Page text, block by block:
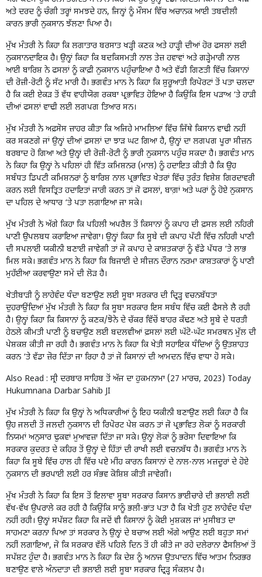
ਅਤੇ ਦਰਦ ਨੂੰ ਚੰਗੀ ਤਰ੍ਹਾਂ ਸਮਝਦੇ ਹਨ, ਜਿਨ੍ਹਾਂ ਨੂੰ ਮੌਸਮ ਵਿੱਚ ਅਚਾਨਕ ਆਈ ਤਬਦੀਲੀ
ਕਾਰਨ ਭਾਰੀ ਨੁਕਸਾਨ ਝੱਲਣਾ ਪਿਆ ਹੈ।
ਮੁੱਖ ਮੰਤਰੀ ਨੇ ਕਿਹਾ ਕਿ ਲਗਾਤਾਰ ਬਰਸਾਤ ਖੜ੍ਹੀ ਕਣਕ ਅਤੇ ਹਾੜ੍ਹੀ ਦੀਆਂ ਹੋਰ ਫਸਲਾਂ ਲਈ
ਨੁਕਸਾਨਦਾਇਕ ਹੈ। ਉਨ੍ਹਾਂ ਕਿਹਾ ਕਿ ਬਦਕਿਸਮਤੀ ਨਾਲ ਤੇਜ਼ ਹਵਾਵਾਂ ਅਤੇ ਗੜ੍ਹੇਮਾਰੀ ਨਾਲ
ਆਈ ਬਾਰਿਸ਼ ਨੇ ਫਸਲਾਂ ਨੂੰ ਕਾਫ਼ੀ ਨੁਕਸਾਨ ਪਹੁੰਚਾਇਆ ਹੈ ਅਤੇ ਵੱਡੀ ਗਿਣਤੀ ਵਿੱਚ ਕਿਸਾਨਾਂ
ਦੀ ਰੋਜ਼ੀ-ਰੋਟੀ ਨੂੰ ਸੱਟ ਮਾਰੀ ਹੈ। ਭਗਵੰਤ ਮਾਨ ਨੇ ਕਿਹਾ ਕਿ ਸ਼ੁਰੂਆਤੀ ਰਿਪੋਰਟਾਂ ਤੋਂ ਪਤਾ ਚਲਦਾ
ਹੈ ਕਿ ਕਈ ਏਕੜ ਤੋਂ ਵੱਧ ਵਾਹੀਯੋਗ ਰਕਬਾ ਪ੍ਰਭਾਵਿਤ ਹੋਇਆ ਹੈ ਕਿਉਂਕਿ ਇਸ ਪੜਾਅ ‘ਤੇ ਹਾੜੀ
ਦੀਆਂ ਫਸਲਾਂ ਵਾਢੀ ਲਈ ਲਗਪਗ ਤਿਆਰ ਸਨ।
ਮੁੱਖ ਮੰਤਰੀ ਨੇ ਅਫ਼ਸੋਸ ਜ਼ਾਹਰ ਕੀਤਾ ਕਿ ਅਜਿਹੇ ਮਾਮਲਿਆਂ ਵਿੱਚ ਜਿੱਥੇ ਕਿਸਾਨ ਵਾਢੀ ਨਹੀਂ
ਕਰ ਸਕਣਗੇ ਜਾਂ ਉਨ੍ਹਾਂ ਦੀਆਂ ਫ਼ਸਲਾਂ ਦਾ ਝਾੜ ਘਟ ਗਿਆ ਹੈ, ਉਨ੍ਹਾਂ ਦਾ ਲਗਪਗ ਪੂਰਾ ਸੀਜ਼ਨ
ਬਰਬਾਦ ਹੋ ਗਿਆ ਅਤੇ ਉਨ੍ਹਾਂ ਦੀ ਰੋਜ਼ੀ-ਰੋਟੀ ਨੂੰ ਭਾਰੀ ਨੁਕਸਾਨ ਪਹੁੰਚ ਸਕਦਾ ਹੈ। ਭਗਵੰਤ ਮਾਨ
ਨੇ ਕਿਹਾ ਕਿ ਉਨ੍ਹਾਂ ਨੇ ਪਹਿਲਾਂ ਹੀ ਵਿੱਤ ਕਮਿਸ਼ਨਰ (ਮਾਲ) ਨੂੰ ਹਦਾਇਤ ਕੀਤੀ ਹੈ ਕਿ ਉਹ
ਸਬੰਧਤ ਡਿਪਟੀ ਕਮਿਸ਼ਨਰਾਂ ਨੂੰ ਬਾਰਿਸ਼ ਨਾਲ ਪ੍ਰਭਾਵਿਤ ਖੇਤਰਾਂ ਵਿੱਚ ਤੁਰੰਤ ਵਿਸ਼ੇਸ਼ ਗਿਰਦਾਵਰੀ
ਕਰਨ ਲਈ ਵਿਸਤ੍ਰਿਤ ਹਦਾਇਤਾਂ ਜਾਰੀ ਕਰਨ ਤਾਂ ਜੋ ਫਸਲਾਂ, ਬਾਗ਼ਾਂ ਅਤੇ ਘਰਾਂ ਨੂੰ ਹੋਏ ਨੁਕਸਾਨ
ਦਾ ਪਹਿਲ ਦੇ ਆਧਾਰ ‘ਤੇ ਪਤਾ ਲਗਾਇਆ ਜਾ ਸਕੇ।
ਮੁੱਖ ਮੰਤਰੀ ਨੇ ਅੱਗੇ ਕਿਹਾ ਕਿ ਪਹਿਲੀ ਅਪਰੈਲ ਤੋਂ ਕਿਸਾਨਾਂ ਨੂੰ ਕਪਾਹ ਦੀ ਫ਼ਸਲ ਲਈ ਨਹਿਰੀ
ਪਾਣੀ ਉਪਲਬਧ ਕਰਾਇਆ ਜਾਵੇਗਾ। ਉਨ੍ਹਾਂ ਕਿਹਾ ਕਿ ਸੂਬੇ ਦੀ ਕਪਾਹ ਪੱਟੀ ਵਿੱਚ ਨਹਿਰੀ ਪਾਣੀ
ਦੀ ਸਪਲਾਈ ਯਕੀਨੀ ਬਣਾਈ ਜਾਵੇਗੀ ਤਾਂ ਜੋ ਕਪਾਹ ਦੇ ਕਾਸ਼ਤਕਾਰਾਂ ਨੂੰ ਵੱਡੇ ਪੱਧਰ ‘ਤੇ ਲਾਭ
ਮਿਲ ਸਕੇ। ਭਗਵੰਤ ਮਾਨ ਨੇ ਕਿਹਾ ਕਿ ਬਿਜਾਈ ਦੇ ਸੀਜ਼ਨ ਦੌਰਾਨ ਨਰਮਾ ਕਾਸ਼ਤਕਾਰਾਂ ਨੂੰ ਪਾਣੀ
ਮੁਹੱਈਆ ਕਰਵਾਉਣਾ ਸਮੇਂ ਦੀ ਲੋੜ ਹੈ।
ਖੇਤੀਬਾੜੀ ਨੂੰ ਲਾਹੇਵੰਦ ਧੰਦਾ ਬਣਾਉਣ ਲਈ ਸੂਬਾ ਸਰਕਾਰ ਦੀ ਦ੍ਰਿੜ੍ਹ ਵਚਨਬੱਧਤਾ
ਦੁਹਰਾਉਂਦਿਆਂ ਮੁੱਖ ਮੰਤਰੀ ਨੇ ਕਿਹਾ ਕਿ ਸੂਬਾ ਸਰਕਾਰ ਇਸ ਸਬੰਧ ਵਿੱਚ ਕਈ ਫੈਸਲੇ ਲੈ ਰਹੀ
ਹੈ। ਉਨ੍ਹਾਂ ਕਿਹਾ ਕਿ ਕਿਸਾਨਾਂ ਨੂੰ ਕਣਕ/ਝੋਨੇ ਦੇ ਚੱਕਰ ਵਿੱਚੋਂ ਬਾਹਰ ਕੱਢਣ ਅਤੇ ਸੂਬੇ ਦੇ ਧਰਤੀ
ਹੇਠਲੇ ਕੀਮਤੀ ਪਾਣੀ ਨੂੰ ਬਚਾਉਣ ਲਈ ਬਦਲਵੀਆਂ ਫ਼ਸਲਾਂ ਲਈ ਘੱਟੋ-ਘੱਟ ਸਮਰਥਨ ਮੁੱਲ ਦੀ
ਪੇਸ਼ਕਸ਼ ਕੀਤੀ ਜਾ ਰਹੀ ਹੈ। ਭਗਵੰਤ ਮਾਨ ਨੇ ਕਿਹਾ ਕਿ ਖੇਤੀ ਸਹਾਇਕ ਧੰਦਿਆਂ ਨੂੰ ਉਤਸ਼ਾਹਤ
ਕਰਨ ‘ਤੇ ਵੱਡਾ ਜ਼ੋਰ ਦਿੱਤਾ ਜਾ ਰਿਹਾ ਹੈ ਤਾਂ ਜੋ ਕਿਸਾਨਾਂ ਦੀ ਆਮਦਨ ਵਿੱਚ ਵਾਧਾ ਹੋ ਸਕੇ।
Also Read : ਸ੍ਰੀ ਦਰਬਾਰ ਸਾਹਿਬ ਤੋਂ ਅੱਜ ਦਾ ਹੁਕਮਨਾਮਾ (27 ਮਾਰਚ, 2023) Today
Hukumnana Darbar Sahib JI
ਮੁੱਖ ਮੰਤਰੀ ਨੇ ਕਿਹਾ ਕਿ ਉਨ੍ਹਾਂ ਨੇ ਅਧਿਕਾਰੀਆਂ ਨੂੰ ਇਹ ਯਕੀਨੀ ਬਣਾਉਣ ਲਈ ਕਿਹਾ ਹੈ ਕਿ
ਉਹ ਜਲਦੀ ਤੋਂ ਜਲਦੀ ਨੁਕਸਾਨ ਦੀ ਰਿਪੋਰਟ ਪੇਸ਼ ਕਰਨ ਤਾਂ ਜੋ ਪ੍ਰਭਾਵਿਤ ਲੋਕਾਂ ਨੂੰ ਸਰਕਾਰੀ
ਨਿਯਮਾਂ ਅਨੁਸਾਰ ਢੁਕਵਾਂ ਮੁਆਵਜ਼ਾ ਦਿੱਤਾ ਜਾ ਸਕੇ। ਉਨ੍ਹਾਂ ਲੋਕਾਂ ਨੂੰ ਭਰੋਸਾ ਦਿਵਾਇਆ ਕਿ
ਸਰਕਾਰ ਕੁਦਰਤ ਦੇ ਕਹਿਰ ਤੋਂ ਉਨ੍ਹਾਂ ਦੇ ਹਿੱਤਾਂ ਦੀ ਰਾਖੀ ਲਈ ਵਚਨਬੱਧ ਹੈ। ਭਗਵੰਤ ਮਾਨ ਨੇ
ਕਿਹਾ ਕਿ ਸੂਬੇ ਵਿੱਚ ਹਾਲ ਹੀ ਵਿੱਚ ਪਏ ਮੀਂਹ ਕਾਰਨ ਕਿਸਾਨਾਂ ਦੇ ਨਾਲ-ਨਾਲ ਮਜ਼ਦੂਰਾਂ ਦੇ ਹੋਏ
ਨੁਕਸਾਨ ਦੀ ਭਰਪਾਈ ਲਈ ਹਰ ਸੰਭਵ ਕੋਸ਼ਿਸ਼ ਕੀਤੀ ਜਾਵੇਗੀ।
ਮੁੱਖ ਮੰਤਰੀ ਨੇ ਕਿਹਾ ਕਿ ਇਸ ਤੋਂ ਇਲਾਵਾ ਸੂਬਾ ਸਰਕਾਰ ਕਿਸਾਨ ਭਾਈਚਾਰੇ ਦੀ ਭਲਾਈ ਲਈ
ਵੱਖ-ਵੱਖ ਉਪਰਾਲੇ ਕਰ ਰਹੀ ਹੈ ਕਿਉਂਕਿ ਸਾਨੂੰ ਭਲੀ-ਭਾਂਤ ਪਤਾ ਹੈ ਕਿ ਖੇਤੀ ਹੁਣ ਲਾਹੇਵੰਦ ਧੰਦਾ
ਨਹੀਂ ਰਹੀ। ਉਨ੍ਹਾਂ ਸਪੱਸ਼ਟ ਕਿਹਾ ਕਿ ਜਦੋਂ ਵੀ ਕਿਸਾਨਾਂ ਨੂੰ ਕੋਈ ਮੁਸ਼ਕਲ ਜਾਂ ਮੁਸੀਬਤ ਦਾ
ਸਾਹਮਣਾ ਕਰਨਾ ਪਿਆ ਤਾਂ ਸਰਕਾਰ ਨੇ ਉਨ੍ਹਾਂ ਦੇ ਬਚਾਅ ਲਈ ਅੱਗੇ ਆਉਣ ਲਈ ਬਹੁਤਾ ਸਮਾਂ
ਨਹੀਂ ਲਗਾਇਆ, ਜੋ ਕਿ ਸਰਕਾਰ ਵੱਲੋਂ ਪਹਿਲੇ ਦਿਨ ਤੋਂ ਹੀ ਕੀਤੇ ਜਾ ਰਹੇ ਦਲੇਰਾਨਾ ਫੈਸਲਿਆਂ ਤੋਂ
ਸਪੱਸ਼ਟ ਹੁੰਦਾ ਹੈ। ਭਗਵੰਤ ਮਾਨ ਨੇ ਕਿਹਾ ਕਿ ਦੇਸ਼ ਨੂੰ ਅਨਾਜ ਉਤਪਾਦਨ ਵਿੱਚ ਆਤਮ ਨਿਰਭਰ
ਬਣਾਉਣ ਵਾਲੇ ਅੰਨਦਾਤਾ ਦੀ ਭਲਾਈ ਲਈ ਸੂਬਾ ਸਰਕਾਰ ਦ੍ਰਿੜ੍ਹ ਸੰਕਲਪ ਹੈ।